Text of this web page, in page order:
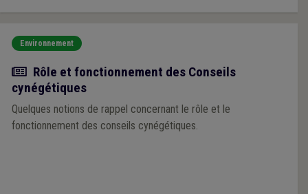
Environnement
Actualité
Rôle et fonctionnement des Conseils
cynégétiques
Quelques notions de rappel concernant le rôle et le
fonctionnement des conseils cynégétiques.